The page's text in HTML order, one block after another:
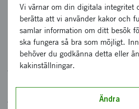
Life science-
lockar talanger till
Publicerad: 13 november 2025
Varje år kartlägger Vinnova
branschen utvecklas i
visar att branschen växer med
Vi värnar om din digitala integritet
berätta att vi använder kakor och
samlar information om ditt besök
ska fungera så bra som möjligt.
behöver du godkänna detta eller
kakinställningar.
Ändra